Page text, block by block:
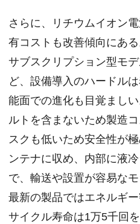
さらに、リチウムイオン
有コストも改善傾向にあ
サブスクリプション型モ
ど、設備導入のハードル
能面での進化も目覚まし
ルトを含まないため製造
スクも低いため安全性が
ンテナに収め、内部に液
で、輸送や設置が容易な
最新の製品ではエネルギ
サイクル寿命は1万5千回